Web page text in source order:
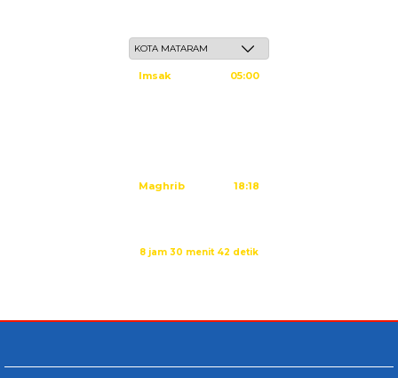
Imsak 05:00
Maghrib 18:18
8 jam 30 menit 41 detik